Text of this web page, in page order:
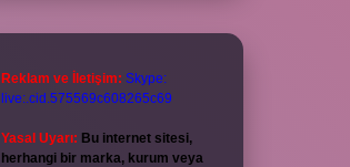
Reklam ve İletişim: Skype:
live:.cid.575569c608265c69
Yasal Uyarı: Bu internet sitesi,
herhangi bir marka, kurum veya